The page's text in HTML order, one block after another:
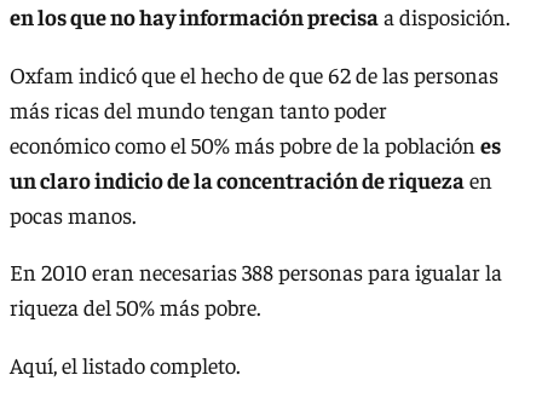
en los que no hay información precisaa disposición.
Oxfam indicó que el hecho de que 62 de las personas
más ricas del mundo tengan tanto poder
económico como el 50% más pobre de la población es
un claro indicio de la concentración de riqueza en
pocas manos.
En 2010 eran necesarias 388 personas para igualar la
riqueza del 50% más pobre.
Aquí, el listado completo.